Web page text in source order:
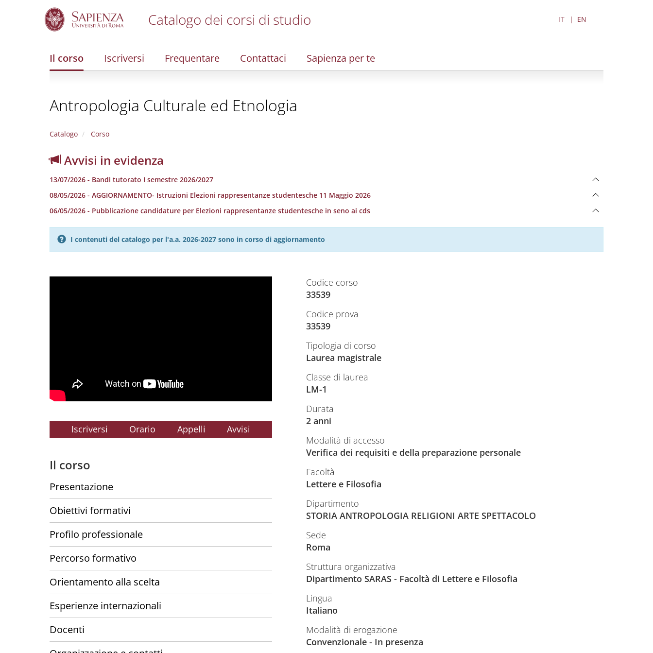
Catalogo dei corsi di studio IT EN
Il corso Iscriversi Frequentare Contattaci Sapienza per te
Antropologia Culturale ed Etnologia
Catalogo Corso
Avvisi in evidenza
13/07/2026 - Bandi tutorato I semestre 2026/2027
08/05/2026 - AGGIORNAMENTO- Istruzioni Elezioni rappresentanze studentesche 11 Maggio 2026
06/05/2026 - Pubblicazione candidature per Elezioni rappresentanze studentesche in seno ai cds
I contenuti del catalogo per l'a.a. 2026-2027 sono in corso di aggiornamento
Iscriversi Orario Appelli Avvisi
Il corso
Presentazione
Obiettivi formativi
Profilo professionale
Percorso formativo
Orientamento alla scelta
Esperienze internazionali
Docenti
Codice corso
33539
Codice prova
33539
Tipologia di corso
Laurea magistrale
Classe di laurea
LM-1
Durata
2 anni
Modalità di accesso
Verifica dei requisiti e della preparazione personale
Facoltà
Lettere e Filosofia
Dipartimento
STORIA ANTROPOLOGIA RELIGIONI ARTE SPETTACOLO
Sede
Roma
Struttura organizzativa
Dipartimento SARAS - Facoltà di Lettere e Filosofia
Lingua
Italiano
Modalità di erogazione
Convenzionale - In presenza